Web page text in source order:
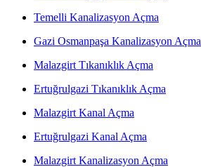
Temelli Kanalizasyon Açma
Gazi Osmanpaşa Kanalizasyon Açma
Malazgirt Tıkanıklık Açma
Ertuğrulgazi Tıkanıklık Açma
Malazgirt Kanal Açma
Ertuğrulgazi Kanal Açma
Malazgirt Kanalizasyon Açma